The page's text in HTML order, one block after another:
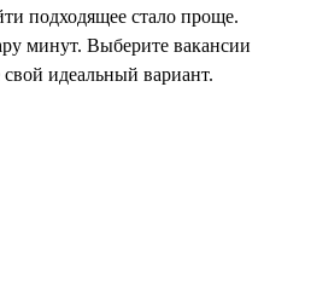
подходящее стало проще.
минут. Выберите вакансии
идеальный вариант.